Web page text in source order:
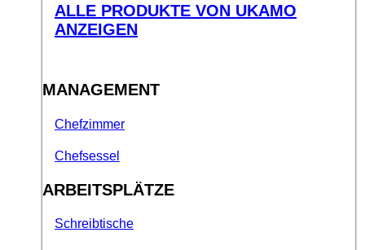
ALLE PRODUKTE VON UKAMO
ANZEIGEN
MANAGEMENT
Chefzimmer
Chefsessel
ARBEITSPLÄTZE
Schreibtische